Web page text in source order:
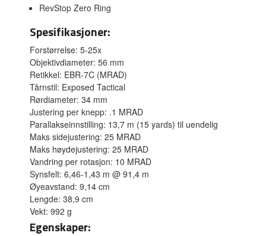
RevStop Zero Ring
Spesifikasjoner:
Forstørrelse: 5-25x
Objektivdiameter: 56 mm
Retikkel: EBR-7C (MRAD)
Tårnstil: Exposed Tactical
Rørdiameter: 34 mm
Justering per knepp: .1 MRAD
Parallakseinnstilling: 13,7 m (15 yards) til uendelig
Maks sidejustering: 25 MRAD
Maks høydejustering: 25 MRAD
Vandring per rotasjon: 10 MRAD
Synsfelt: 6,46-1,43 m @ 91,4 m
Øyeavstand: 9,14 cm
Lengde: 38,9 cm
Vekt: 992 g
Egenskaper: